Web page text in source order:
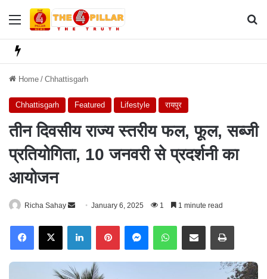
Menu
Home / Chhattisgarh
Chhattisgarh Featured Lifestyle रायपुर
तीन दिवसीय राज्य स्तरीय फल, फूल, सब्जी
प्रतियोगिता, 10 जनवरी से प्रदर्शनी का
आयोजन
Richa Sahay
n
d
a
January 6, 2025 1 1 minute read
X